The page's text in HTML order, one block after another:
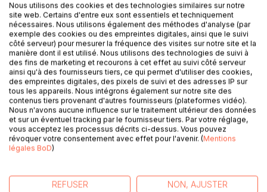
AJOUTER AU PANIER
Ajouter à ma liste d'envies
Laisser un avis
DESCRIPTION
Cet ouvrage est dédié à toutes les personnes qui souffrent
Nous utilisons des cookies et des technologies similaires sur notre
site web. Certains d'entre eux sont essentiels et techniquement
nécessaires. Nous utilisons également des méthodes d'analyse (par
exemple des cookies ou des empreintes digitales, ainsi que le suivi
côté serveur) pour mesurer la fréquence des visites sur notre site et la
manière dont il est utilisé. Nous utilisons des technologies de suivi à
des fins de marketing et recourons à cet effet au suivi côté serveur
ainsi qu'à des fournisseurs tiers, ce qui permet d'utiliser des cookies,
des empreintes digitales, des pixels de suivi et des adresses IP sur
tous les appareils. Nous intégrons également sur notre site des
contenus tiers provenant d'autres fournisseurs (plateformes vidéo).
Nous n'avons aucune influence sur le traitement ultérieur des données
et sur un éventuel tracking par le fournisseur tiers. Par votre réglage,
vous acceptez les processus décrits ci-dessus. Vous pouvez
révoquer votre consentement avec effet pour l'avenir. (Mentions
légales BoD)
REFUSER NON, AJUSTER